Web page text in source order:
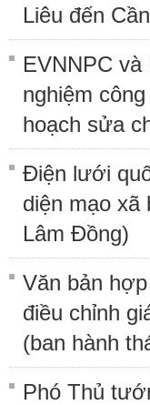
Liêu đến
EVNNPC và
nghiệm
hoạch sửa
Điện lưới
diện mạo xã
Lâm Đồng)
Văn bản
điều chỉnh
(ban hành
Phó Thủ